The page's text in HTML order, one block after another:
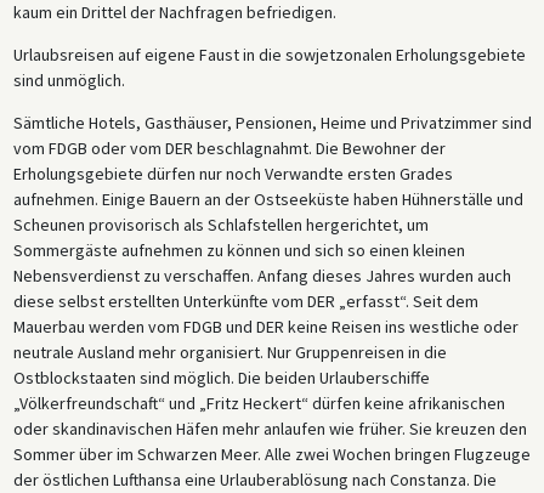
kaum ein Drittel der Nachfragen befriedigen.
Urlaubsreisen auf eigene Faust in die sowjetzonalen Erholungsgebiete
sind unmöglich.
Sämtliche Hotels, Gasthäuser, Pensionen, Heime und Privatzimmer sind
vom FDGB oder vom DER beschlagnahmt. Die Bewohner der
Erholungsgebiete dürfen nur noch Verwandte ersten Grades
aufnehmen. Einige Bauern an der Ostseeküste haben Hühnerställe und
Scheunen provisorisch als Schlafstellen hergerichtet, um
Sommergäste aufnehmen zu können und sich so einen kleinen
Nebensverdienst zu verschaffen. Anfang dieses Jahres wurden auch
diese selbst erstellten Unterkünfte vom DER „erfasst“. Seit dem
Mauerbau werden vom FDGB und DER keine Reisen ins westliche oder
neutrale Ausland mehr organisiert. Nur Gruppenreisen in die
Ostblockstaaten sind möglich. Die beiden Urlauberschiffe
„Völkerfreundschaft“ und „Fritz Heckert“ dürfen keine afrikanischen
oder skandinavischen Häfen mehr anlaufen wie früher. Sie kreuzen den
Sommer über im Schwarzen Meer. Alle zwei Wochen bringen Flugzeuge
der östlichen Lufthansa eine Urlauberablösung nach Constanza. Die